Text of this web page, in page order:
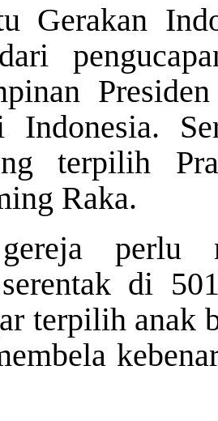
Gerakan
terpilih
Raka.
perlu
di
terpilih anak